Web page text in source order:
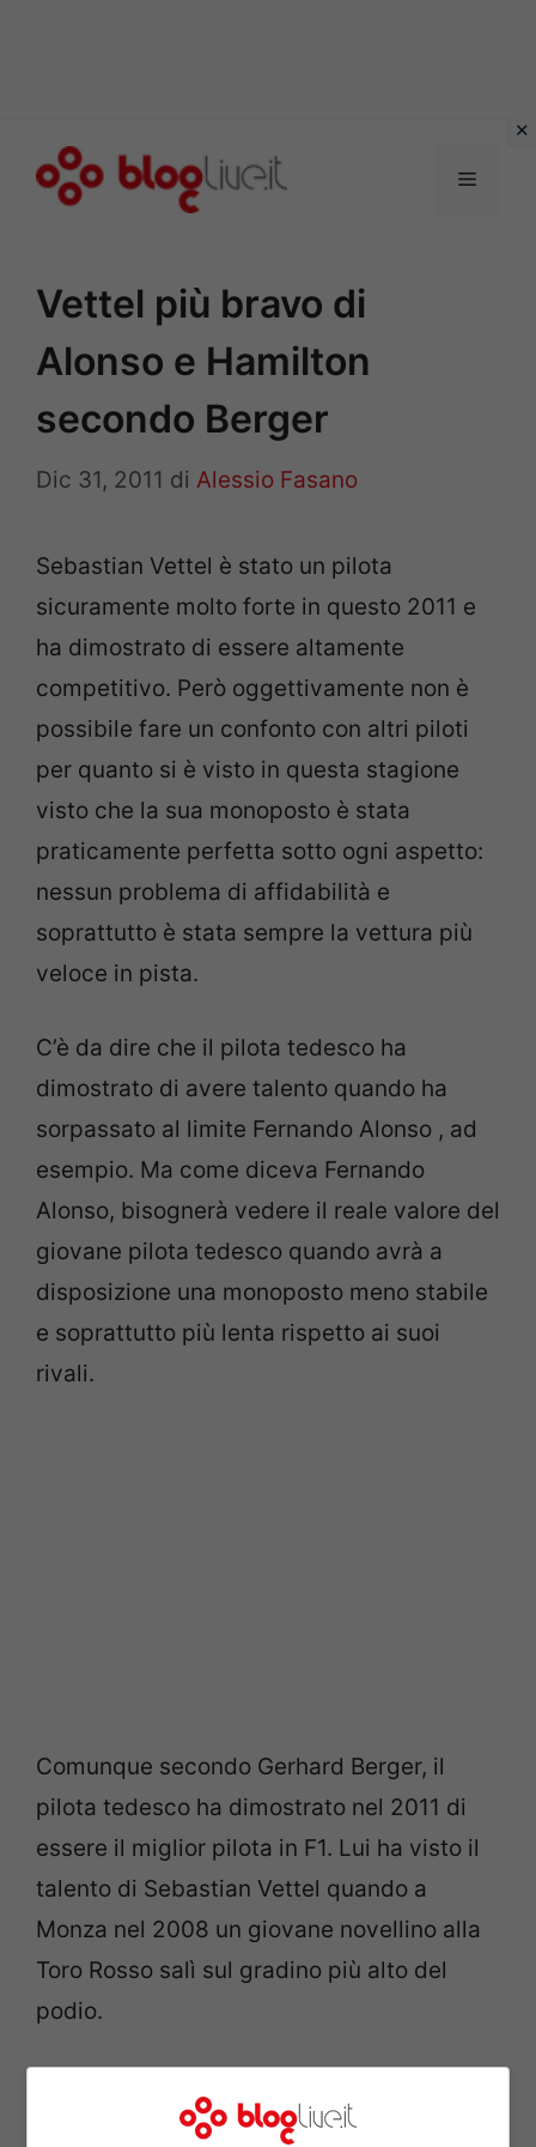
Menu
Vettel più bravo di
Alonso e Hamilton
secondo Berger
Dic 31, 2011 di Alessio Fasano
Sebastian Vettel è stato un pilota
sicuramente molto forte in questo 2011 e
ha dimostrato di essere altamente
competitivo. Però oggettivamente non è
possibile fare un confonto con altri piloti
per quanto si è visto in questa stagione
visto che la sua monoposto è stata
praticamente perfetta sotto ogni aspetto:
nessun problema di affidabilità e
soprattutto è stata sempre la vettura più
veloce in pista.
C’è da dire che il pilota tedesco ha
dimostrato di avere talento quando ha
sorpassato al limite Fernando Alonso , ad
esempio. Ma come diceva Fernando
Alonso, bisognerà vedere il reale valore del
giovane pilota tedesco quando avrà a
disposizione una monoposto meno stabile
e soprattutto più lenta rispetto ai suoi
rivali.
Comunque secondo Gerhard Berger, il
pilota tedesco ha dimostrato nel 2011 di
essere il miglior pilota in F1. Lui ha visto il
talento di Sebastian Vettel quando a
Monza nel 2008 un giovane novellino alla
Toro Rosso salì sul gradino più alto del
podio.